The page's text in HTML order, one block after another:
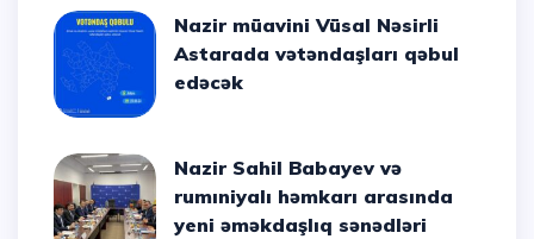
Nazir müavini Vüsal Nəsirli
Astarada vətəndaşları qəbul
edəcək
Nazir Sahil Babayev və
rumıniyalı həmkarı arasında
yeni əməkdaşlıq sənədləri